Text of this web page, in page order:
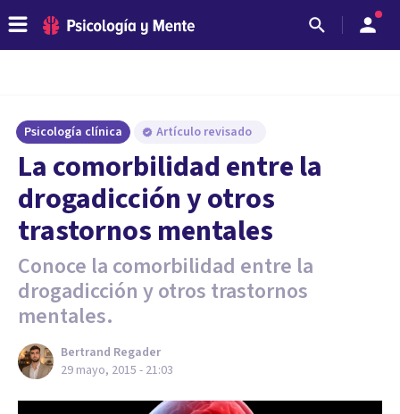
Psicología clínica Artículo revisado
La comorbilidad entre la
drogadicción y otros
trastornos mentales
Conoce la comorbilidad entre la
drogadicción y otros trastornos
mentales.
Bertrand Regader
29 mayo, 2015 - 21:03